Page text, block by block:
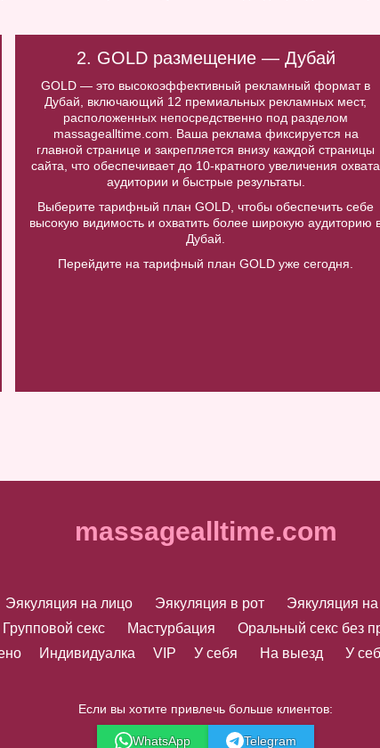
2. GOLD размещение — Дубай
GOLD — это высокоэффективный рекламный формат в
Дубай, включающий 12 премиальных рекламных мест,
расположенных непосредственно под разделом
massagealltime.com. Ваша реклама фиксируется на
главной странице и закрепляется внизу каждой страницы
сайта, что обеспечивает до 10-кратного увеличения охвата
аудитории и быстрые результаты.
Выберите тарифный план GOLD, чтобы обеспечить себе
высокую видимость и охватить более широкую аудиторию
Дубай.
Перейдите на тарифный план GOLD уже сегодня.
massagealltime.com
Эякуляция на лицо Эякуляция в рот Эякуляция на
Групповой секс Мастурбация Оральный секс без
Индивидуалка VIP У себя На выезд У
Если вы хотите привлечь больше клиентов:
WhatsApp Telegram